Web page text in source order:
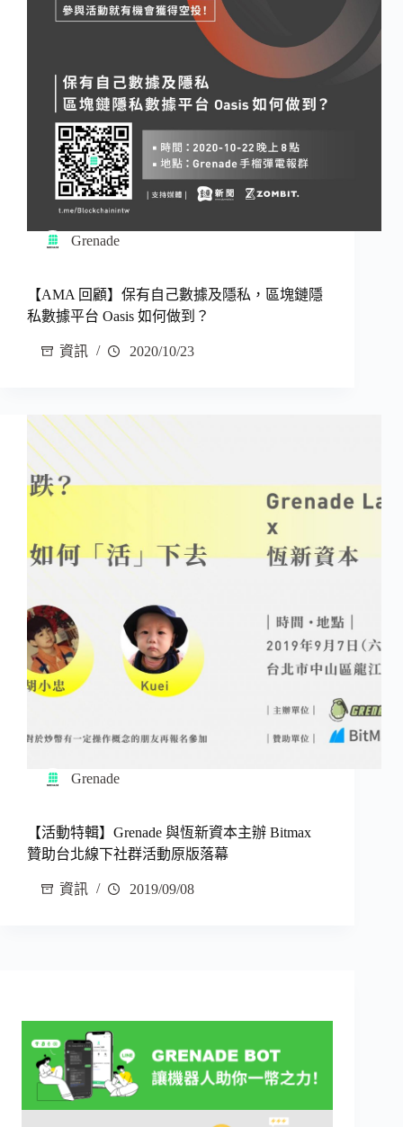
Grenade
【AMA 回顧】保有自己數據及隱私，區塊鏈隱
私數據平台 Oasis 如何做到？
資訊 2020/10/23
Grenade
【活動特輯】Grenade 與恆新資本主辦 Bitmax
贊助台北線下社群活動原版落幕
資訊 2019/09/08